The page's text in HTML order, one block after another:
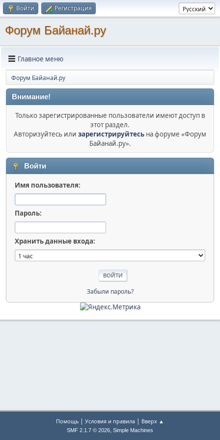
Войти Регистрация
Форум Байанай.ру
Главное меню
Форум Байанай.ру
Внимание!
Только зарегистрированные пользователи имеют доступ в
этот раздел.
Авторизуйтесь или зарегистрируйтесь на форуме «Форум
Байанай.ру».
Войти
Имя пользователя:
Пароль:
Хранить данные входа:
Забыли пароль?
Помощь | Условия и правила | Вверх ▲
SMF 2.1.7 © 2026, Simple Machines